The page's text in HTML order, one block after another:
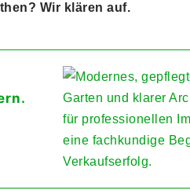
Wir klären auf.